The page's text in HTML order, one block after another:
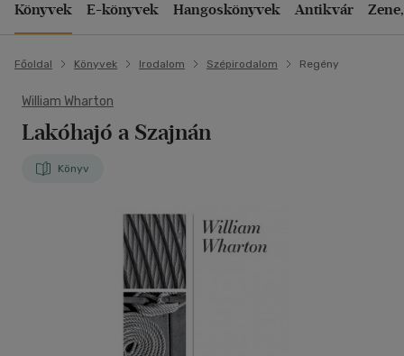
Könyvek E-könyvek Hangoskönyvek Antikvár
Főoldal Könyvek Irodalom Szépirodalom Regény
William Wharton
Lakóhajó a Szajnán
Könyv